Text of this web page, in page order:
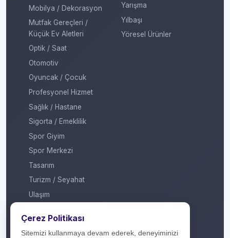
Mobilya / Dekorasyon
Mutfak Gereçleri /
Küçük Ev Aletleri
Optik / Saat
Otomotiv
Oyuncak / Çocuk
Profesyonel Hizmet
Sağlık / Hastane
Sigorta / Emeklilik
Spor Giyim
Spor Merkezi
Tasarım
Turizm / Seyahat
Ulaşım
Yapı Marketi
Yarışma
Yılbaşı
Yöresel Ürünler
Çerez Politikası
Sitemizi kullanmaya devam ederek, deneyiminizi